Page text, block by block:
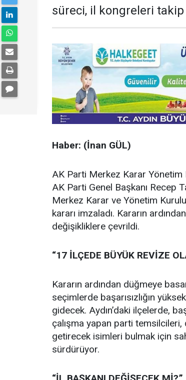
süreci, il kongreleri
Haber: (İnan GÜL)
AK Parti Merkez Karar Yönetim
AK Parti Genel Başkanı Recep
Merkez Karar ve Yönetim
kararı imzaladı. Kararın
değişikliklere çevrildi.
“17 İLÇEDE BÜYÜK REVİZE
Kararın ardından düğmeye
seçimlerde başarısızlığın
gidecek. Aydın’daki ilçelerde,
çalışma yapan parti temsilcileri,
getirecek isimleri bulmak için
sürdürüyor.